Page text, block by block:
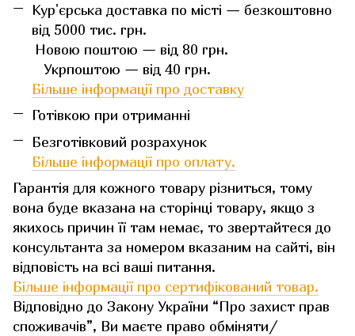
Кур'єрська доставка по місті — безкоштовно
від 5000 тис. грн.
Новою поштою — від 80 грн.
Укрпоштою — від 40 грн.
Більше інформації про доставку
Готівкою при отриманні
Безготівковий розрахунок
Більше інформації про оплату.
Гарантія для кожного товару різниться, тому
вона буде вказана на сторінці товару, якщо з
якихось причин її там немає, то звертайтеся до
консультанта за номером вказаним на сайті, він
відповість на всі ваші питання.
Більше інформації про сертифікований товар.
Відповідно до Закону України “Про захист прав
споживачів”, Ви маєте право обміняти/